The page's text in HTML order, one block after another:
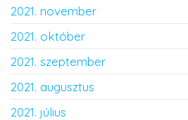
2021. november
2021. október
2021. szeptember
2021. augusztus
2021. július